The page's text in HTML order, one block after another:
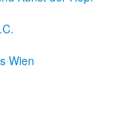
Wien